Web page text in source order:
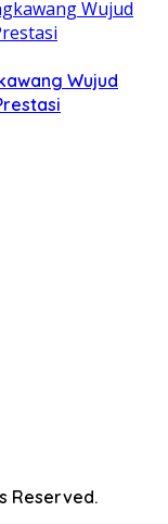
Wujud
Reserved.